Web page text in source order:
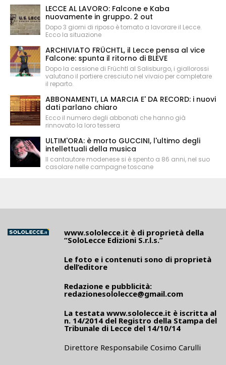
LECCE AL LAVORO: Falcone e Kaba
nuovamente in gruppo. 2 out
Dopo 3 giorni di riposo è tornato a lavorare il Lecce.
Ecco la situazione
ARCHIVIATO FRÜCHTL, il Lecce pensa al vice
Falcone: spunta il ritorno di BLEVE
Dopo la cessione di Früchtl al Salisburgo, i giallorossi
valutano il portiere cresciuto nel vivaio per completare
il reparto.
ABBONAMENTI, LA MARCIA E' DA RECORD: i nuovi
dati parlano chiaro
Ecco il numero degli abbonati che hanno già
rinnovato la loro tessera
ULTIM'ORA: è morto GUCCINI, l'ultimo degli
intellettuali della musica
Il cantautore modenese si è spento a 86 anni, nel suo
casolare nelle campagne toscane
www.sololecce.it è di proprietà della
“SoloLecce Edizioni S.r.l.s.”
Le foto e i contenuti sono di proprietà
dell’editore
Redazione e pubblicità:
redazionesololecce@gmail.com
La testata www.sololecce.it è iscritta al
n. 14/2014 del Registro della Stampa del
Tribunale di Lecce del 14/10/14
Direttore Responsabile Cosimo Carulli